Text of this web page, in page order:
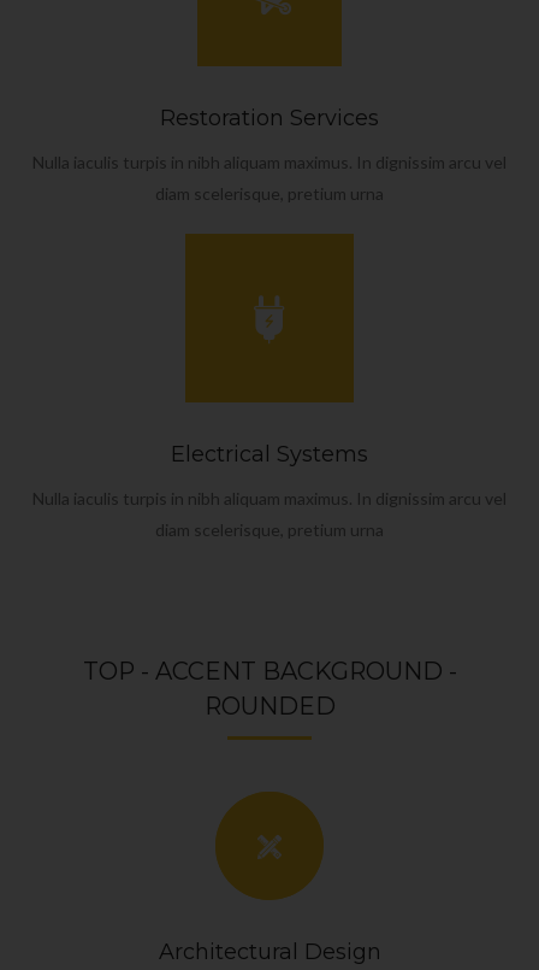
Restoration Services
Nulla iaculis turpis in nibh aliquam maximus. In dignissim arcu vel
diam scelerisque, pretium urna
Electrical Systems
Nulla iaculis turpis in nibh aliquam maximus. In dignissim arcu vel
diam scelerisque, pretium urna
TOP - ACCENT BACKGROUND -
ROUNDED
Architectural Design